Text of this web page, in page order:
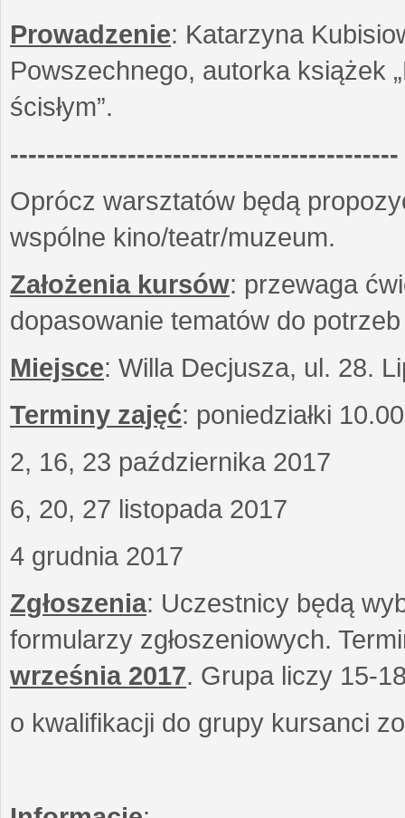
Prowadzenie: Katarzyna
Powszechnego, autorka książek
ścisłym”.
-------------------------------------------
Oprócz warsztatów będą
wspólne kino/teatr/muzeum.
Założenia kursów: przewaga
dopasowanie tematów do
Miejsce: Willa Decjusza, ul. 28.
Terminy zajęć: poniedziałki
2, 16, 23 października 2017
6, 20, 27 listopada 2017
4 grudnia 2017
Zgłoszenia: Uczestnicy będą
formularzy zgłoszeniowych.
września 2017. Grupa liczy 15-
o kwalifikacji do grupy kursanci